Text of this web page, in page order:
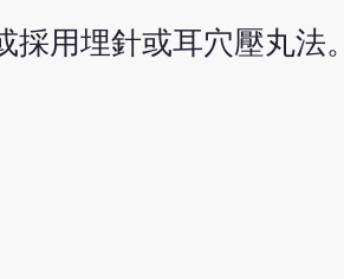
用埋針或耳穴壓丸法。